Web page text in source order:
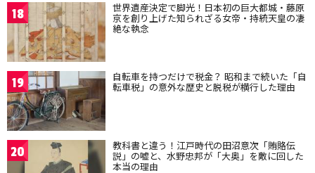
18 世界遺産決定で脚光！日本初の巨大都城・藤原
京を創り上げた知られざる女帝・持統天皇の凄
絶な執念
19 自転車を持つだけで税金？ 昭和まで続いた「自
転車税」の意外な歴史と脱税が横行した理由
20 教科書と違う！江戸時代の田沼意次「賄賂伝
説」の嘘と、水野忠邦が「大奥」を敵に回した
本当の理由